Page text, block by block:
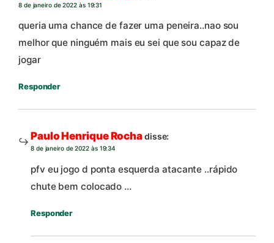
8 de janeiro de 2022 às 19:31
queria uma chance de fazer uma peneira..nao sou
melhor que ninguém mais eu sei que sou capaz de
jogar
Responder
Paulo Henrique Rochadisse:
8 de janeiro de 2022 às 19:34
pfv eu jogo d ponta esquerda atacante ..rápido
chute bem colocado …
Responder